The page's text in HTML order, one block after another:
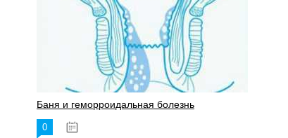
Баня и геморроидальная болезнь
0